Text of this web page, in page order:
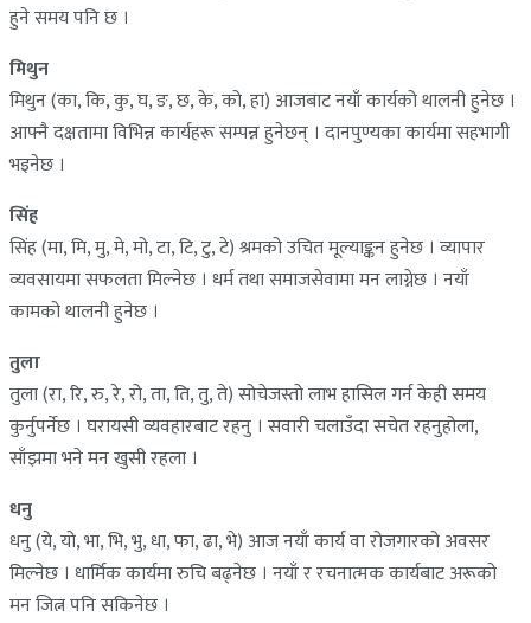
हुने समय पनि छ ।
मिथुन
मिथुन (का, कि, कु, घ, ङ, छ, के, को, हा) आजबाट नयाँ कार्यको थालनी हुनेछ ।
आफ्नै दक्षतामा विभिन्न कार्यहरू सम्पन्न हुनेछन् । दानपुण्यका कार्यमा सहभागी
भइनेछ ।
सिंह
सिंह (मा, मि, मु, मे, मो, टा, टि, टु, टे) श्रमको उचित मूल्याङ्कन हुनेछ । व्यापार
व्यवसायमा सफलता मिल्नेछ । धर्म तथा समाजसेवामा मन लाग्नेछ । नयाँ
कामको थालनी हुनेछ ।
तुला
तुला (रा, रि, रु, रे, रो, ता, ति, तु, ते) सोचेजस्तो लाभ हासिल गर्न केही समय
कुर्नुपर्नेछ । घरायसी व्यवहारबाट रहनु । सवारी चलाउँदा सचेत रहनुहोला,
साँझमा भने मन खुसी रहला ।
धनु
धनु (ये, यो, भा, भि, भु, धा, फा, ढा, भे) आज नयाँ कार्य वा रोजगारको अवसर
मिल्नेछ । धार्मिक कार्यमा रुचि बढ्नेछ । नयाँ र रचनात्मक कार्यबाट अरूको
मन जित्न पनि सकिनेछ ।